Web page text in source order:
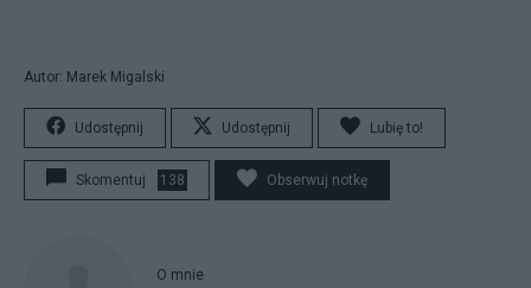
Autor: Marek Migalski
Udostępnij Udostępnij Lubię to!
Skomentuj 138 Obserwuj notkę
O mnie